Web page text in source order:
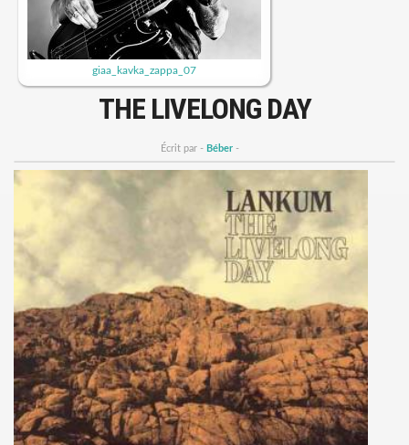
giaa_kavka_zappa_07
THE LIVELONG DAY
Écrit par - Béber -